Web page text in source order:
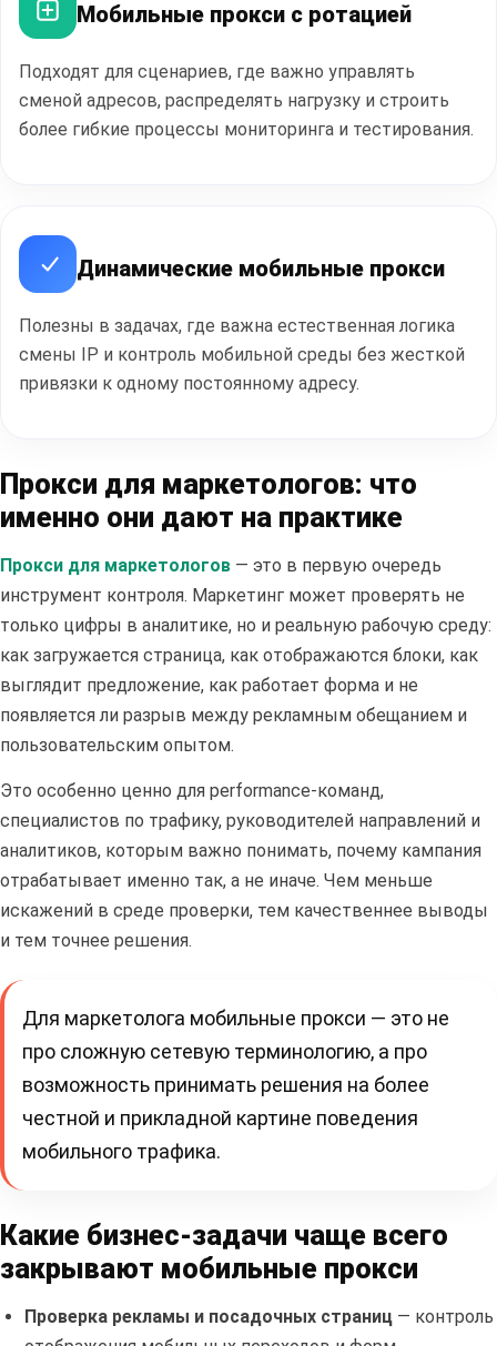
Мобильные прокси с ротацией
Подходят для сценариев, где важно управлять
сменой адресов, распределять нагрузку и строить
более гибкие процессы мониторинга и тестирования.
Динамические мобильные прокси
Полезны в задачах, где важна естественная логика
смены IP и контроль мобильной среды без жесткой
привязки к одному постоянному адресу.
Прокси для маркетологов: что
именно они дают на практике
Прокси для маркетологов — это в первую очередь
инструмент контроля. Маркетинг может проверять не
только цифры в аналитике, но и реальную рабочую среду:
как загружается страница, как отображаются блоки, как
выглядит предложение, как работает форма и не
появляется ли разрыв между рекламным обещанием и
пользовательским опытом.
Это особенно ценно для performance-команд,
специалистов по трафику, руководителей направлений и
аналитиков, которым важно понимать, почему кампания
отрабатывает именно так, а не иначе. Чем меньше
искажений в среде проверки, тем качественнее выводы
и тем точнее решения.
Для маркетолога мобильные прокси — это не
про сложную сетевую терминологию, а про
возможность принимать решения на более
честной и прикладной картине поведения
мобильного трафика.
Какие бизнес-задачи чаще всего
закрывают мобильные прокси
Проверка рекламы и посадочных страниц — контроль
Полезные статьи